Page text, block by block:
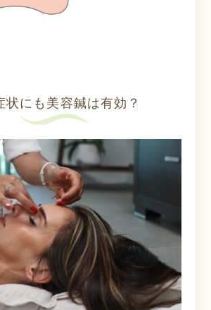
状にも美容鍼は有効？